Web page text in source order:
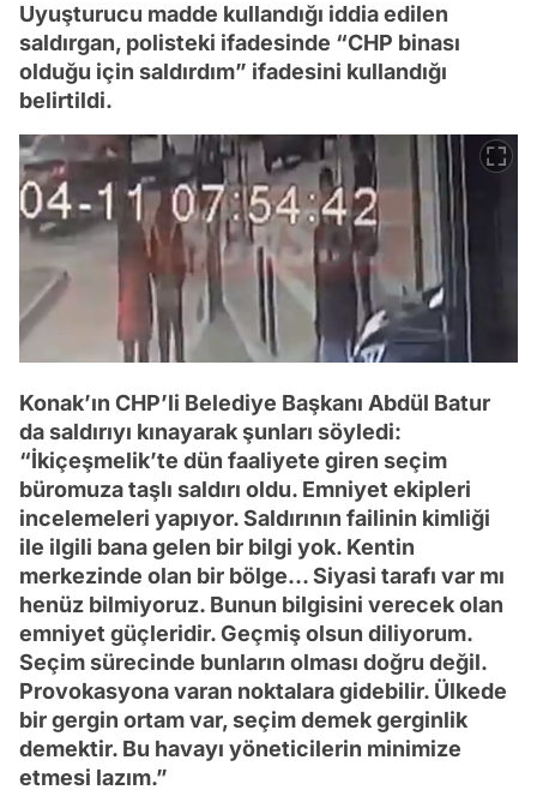
Uyuşturucu madde kullandığı iddia edilen
saldırgan, polisteki ifadesinde “CHP binası
olduğu için saldırdım” ifadesini kullandığı
belirtildi.
Konak’ın CHP’li Belediye Başkanı Abdül Batur
da saldırıyı kınayarak şunları söyledi:
“İkiçeşmelik’te dün faaliyete giren seçim
büromuza taşlı saldırı oldu. Emniyet ekipleri
incelemeleri yapıyor. Saldırının failinin kimliği
ile ilgili bana gelen bir bilgi yok. Kentin
merkezinde olan bir bölge… Siyasi tarafı var mı
henüz bilmiyoruz. Bunun bilgisini verecek olan
emniyet güçleridir. Geçmiş olsun diliyorum.
Seçim sürecinde bunların olması doğru değil.
Provokasyona varan noktalara gidebilir. Ülkede
bir gergin ortam var, seçim demek gerginlik
demektir. Bu havayı yöneticilerin minimize
etmesi lazım.”